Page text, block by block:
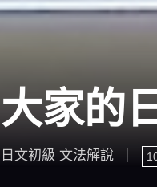
大家的
日文初級 文法解說